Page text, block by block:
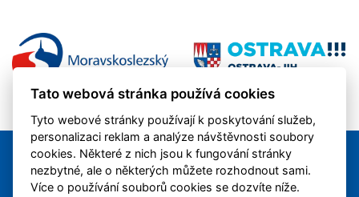
Tato webová stránka používá cookies
Tyto webové stránky používají k poskytování služeb,
personalizaci reklam a analýze návštěvnosti soubory
cookies. Některé z nich jsou k fungování stránky
nezbytné, ale o některých můžete rozhodnout sami.
Více o používání souborů cookies se dozvíte níže.